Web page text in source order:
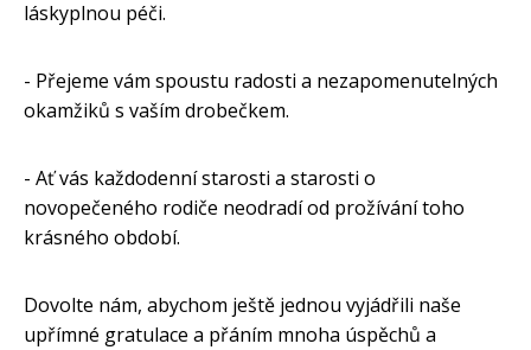
láskyplnou péči.
- Přejeme vám spoustu radosti a nezapomenutelných
okamžiků s vaším drobečkem.
- Ať vás každodenní starosti a starosti o
novopečeného rodiče neodradí od prožívání toho
krásného období.
Dovolte nám, abychom ještě jednou vyjádřili naše
upřímné gratulace a přáním mnoha úspěchů a